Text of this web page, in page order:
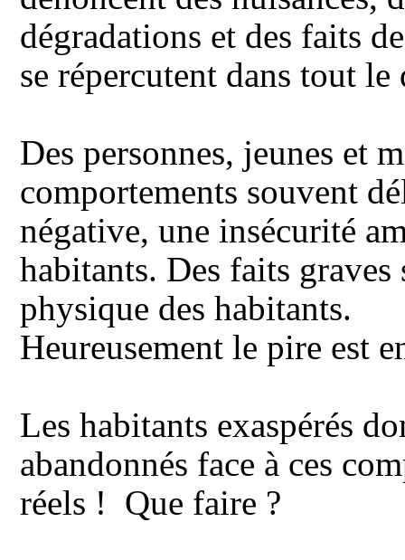
dégradations et des faits
se répercutent dans tout le
Des personnes, jeunes et
comportements souvent
négative, une insécurité
habitants. Des faits
physique des habitants.
Heureusement le pire est
Les habitants exaspérés
abandonnés face à ces
réels ! Que faire ?